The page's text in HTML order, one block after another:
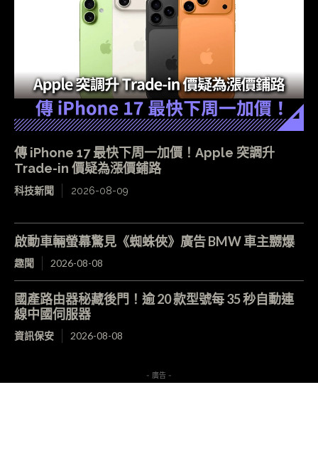
傳 iPhone 17 最快下周一加價！Apple 突調升
Trade-in 價疑為漲價鋪路
科技新聞 2026-08-09
啟動車輛螢幕驚見《蜘蛛俠》廣告 BMW 車主嬲爆
趣聞 2026-08-08
國產路由器秘藏後門！逾 20 款型號每 35 秒自動連
線中國伺服器
資訊保安 2026-08-08
- 廣告 -